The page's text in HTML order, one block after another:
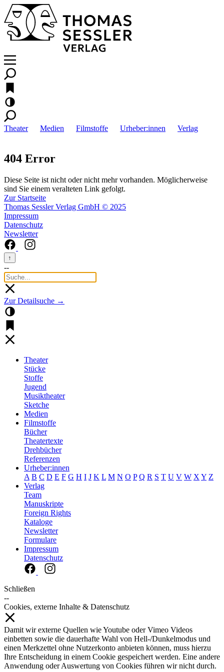
Theater Medien Filmstoffe Urheber:innen Verlag
404 Error
Diese Seite ist nicht oder nicht mehr vorhanden. Möglicherweise
sind Sie einem veralteten Link gefolgt.
Zur Startseite
Thomas Sessler Verlag GmbH © 2025
Impressum
Datenschutz
Newsletter
↑
--
Zur Detailsuche →
Theater
Stücke
Stoffe
Jugend
Musiktheater
Sketche
Medien
Filmstoffe
Bücher
Theatertexte
Drehbücher
Referenzen
Urheber:innen
A B C D E F G H I J K L M N O P Q R S T U V W X Y Z
Verlag
Team
Manuskripte
Foreign Rights
Kataloge
Newsletter
Formulare
Impressum
Datenschutz
Schließen
--
Cookies, externe Inhalte & Datenschutz
Damit wir externe Quellen wie Youtube oder Vimeo Videos
einbetten sowie die dauerhafte Wahl von Hell-/Dunkelmodus und
einen Merkzettel ohne Nutzerkonto anbieten können, muss hierzu
Ihre Entscheidung in einem Cookie gespeichert werden. Eine andere
Anwendung oder Auswertung von Cookies führen wir nicht durch.